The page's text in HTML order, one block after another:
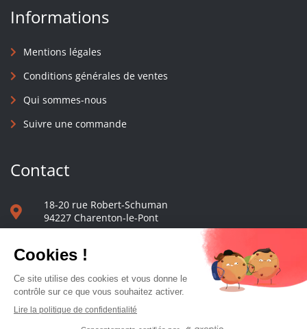
Informations
Mentions légales
Conditions générales de ventes
Qui sommes-nous
Suivre une commande
Contact
18-20 rue Robert-Schuman
94227 Charenton-le-Pont